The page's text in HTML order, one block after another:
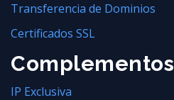
Transferencia de Dominios
Certificados SSL
Complementos
IP Exclusiva